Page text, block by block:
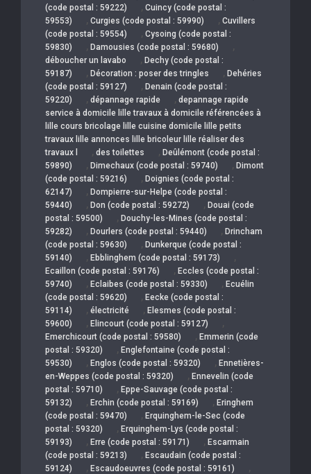
(code postal : 59222)
, Cuincy (code postal :
59553)
, Curgies (code postal : 59990) , Cuvillers
(code postal : 59554)
, Cysoing (code postal :
59830)
, Damousies (code postal : 59680) ,
déboucher un lavabo , Dechy (code postal :
59187)
, Décoration : poser des tringles , Dehéries
(code postal : 59127)
, Denain (code postal :
59220)
, dépannage rapide , depannage rapide
service à domicile lille travaux à domicile référencées à
lille cours bricolage lille cuisine domicile lille petits
travaux lille annonces lille bricoleur lille réaliser des
travaux l
, des toilettes , Deûlémont (code postal :
59890)
, Dimechaux (code postal : 59740) , Dimont
(code postal : 59216)
, Doignies (code postal :
62147)
, Dompierre-sur-Helpe (code postal :
59440)
, Don (code postal : 59272) , Douai (code
postal : 59500)
, Douchy-les-Mines (code postal :
59282)
, Dourlers (code postal : 59440) , Drincham
(code postal : 59630)
, Dunkerque (code postal :
59140)
, Ebblinghem (code postal : 59173) ,
Ecaillon (code postal : 59176) , Eccles (code postal :
59740)
, Eclaibes (code postal : 59330) , Ecuélin
(code postal : 59620)
, Eecke (code postal :
59114)
, électricité , Elesmes (code postal :
59600)
, Elincourt (code postal : 59127) ,
Emerchicourt (code postal : 59580) , Emmerin (code
postal : 59320)
, Englefontaine (code postal :
59530)
, Englos (code postal : 59320) , Ennetières-
en-Weppes (code postal : 59320)
, Ennevelin (code
postal : 59710)
, Eppe-Sauvage (code postal :
59132)
, Erchin (code postal : 59169) , Eringhem
(code postal : 59470)
, Erquinghem-le-Sec (code
postal : 59320)
, Erquinghem-Lys (code postal :
59193)
, Erre (code postal : 59171) , Escarmain
(code postal : 59213)
, Escaudain (code postal :
59124)
, Escaudoeuvres (code postal : 59161) ,